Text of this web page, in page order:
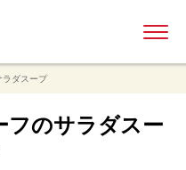
ラダスープ
フのサラダスー